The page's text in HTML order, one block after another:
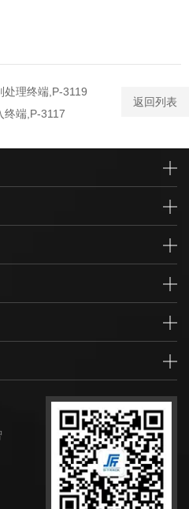
处理终端,P-3119
终端,P-3117
返回列表